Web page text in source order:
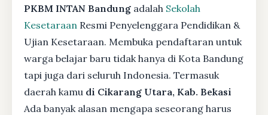
PKBM INTAN Bandung adalah Sekolah
Kesetaraan Resmi Penyelenggara Pendidikan &
Ujian Kesetaraan. Membuka pendaftaran untuk
warga belajar baru tidak hanya di Kota Bandung
tapi juga dari seluruh Indonesia. Termasuk
daerah kamu di Cikarang Utara, Kab. Bekasi
Ada banyak alasan mengapa seseorang harus